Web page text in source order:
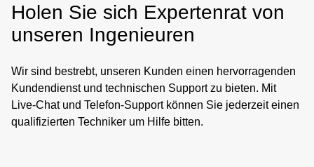
Holen Sie sich Expertenrat von
unseren Ingenieuren
Wir sind bestrebt, unseren Kunden einen hervorragenden
Kundendienst und technischen Support zu bieten. Mit
Live-Chat und Telefon-Support können Sie jederzeit einen
qualifizierten Techniker um Hilfe bitten.